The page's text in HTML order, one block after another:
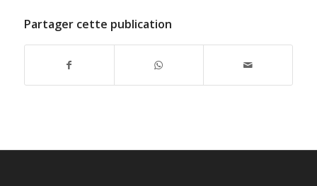
Partager cette publication